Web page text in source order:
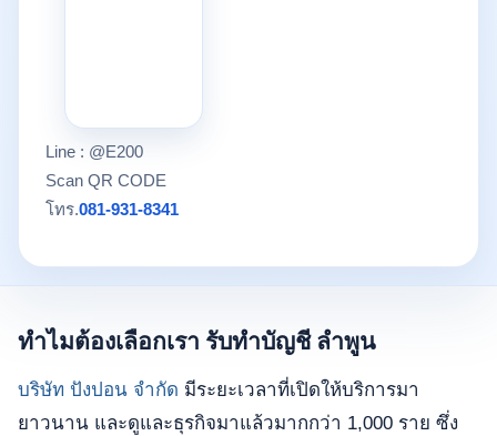
Line : @E200
Scan QR CODE
โทร.081-931-8341
ทำไมต้องเลือกเรา รับทำบัญชี ลำพูน
บริษัท ปังปอน จำกัด มีระยะเวลาที่เปิดให้บริการมา
ยาวนาน และดูและธุรกิจมาแล้วมากกว่า 1,000 ราย ซึ่ง